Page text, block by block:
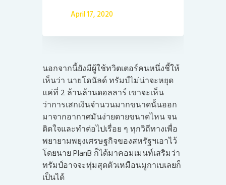
April 17, 2020
นอกจากนี้ยังมีผู้ใช้ทวิตเตอร์คนหนึ่งชี้ให้
เห็นว่า นายโดนัลด์ ทรัมป์ไม่น่าจะหยุด
แค่ที่ 2 ล้านล้านดอลลาร์ เขาจะเห็น
ว่าการเสกเงินจำนวนมากขนาดนั้นออก
มาจากอากาศมันง่ายดายขนาดไหน จน
ติดใจและทำต่อไปเรื่อย ๆ ทุกวิถีทางเพื่อ
พยายามพยุงเศรษฐกิจของสหรัฐฯเอาไว้
โดยนาย PlanB ก็ได้มาคอมเมนท์เสริมว่า
ทรัมป์อาจจะทุ่มสุดตัวเหมือนมูกาเบเลยก็
เป็นได้